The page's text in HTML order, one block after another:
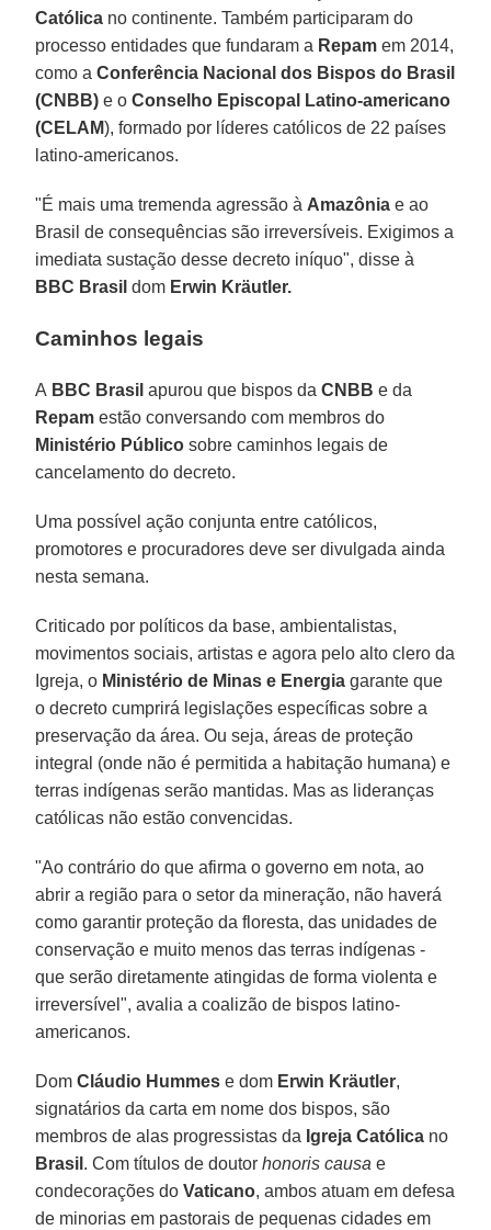
Católica no continente. Também participaram do
processo entidades que fundaram a Repam em 2014,
como aConferência Nacional dos Bispos do Brasil
(CNBB) e oConselho Episcopal Latino-americano
(CELAM), formado por líderes católicos de 22 países
latino-americanos.
"É mais uma tremenda agressão à Amazônia e ao
Brasil de consequências são irreversíveis. Exigimos a
imediata sustação desse decreto iníquo", disse à
BBC Brasil dom Erwin Kräutler.
Caminhos legais
A BBC Brasil apurou que bispos daCNBB e da
Repam estão conversando com membros do
Ministério Público sobre caminhos legais de
cancelamento do decreto.
Uma possível ação conjunta entre católicos,
promotores e procuradores deve ser divulgada ainda
nesta semana.
Criticado por políticos da base, ambientalistas,
movimentos sociais, artistas e agora pelo alto clero da
Igreja, o Ministério de Minas e Energia garante que
o decreto cumprirá legislações específicas sobre a
preservação da área. Ou seja, áreas de proteção
integral (onde não é permitida a habitação humana) e
terras indígenas serão mantidas. Mas as lideranças
católicas não estão convencidas.
"Ao contrário do que afirma o governo em nota, ao
abrir a região para o setor da mineração, não haverá
como garantir proteção da floresta, das unidades de
conservação e muito menos das terras indígenas -
que serão diretamente atingidas de forma violenta e
irreversível", avalia a coalizão de bispos latino-
americanos.
Dom Cláudio Hummes e dom Erwin Kräutler,
signatários da carta em nome dos bispos, são
membros de alas progressistas da Igreja Católica no
Brasil . Com títulos de doutorhonoris causa e
condecorações doVaticano, ambos atuam em defesa
de minorias em pastorais de pequenas cidades em